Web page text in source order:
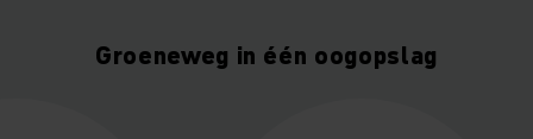
Groeneweg in één oogopslag